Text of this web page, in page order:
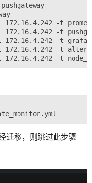
-t
-t
-t
-t
迁移，则跳过此步骤